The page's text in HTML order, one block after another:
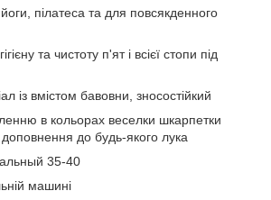
пілатеса та для повсякденного
та чистоту п'ят і всієї стопи під
із вмістом бавовни, зносостійкий
в кольорах веселки шкарпетки
до будь-якого лука
35-40
машині